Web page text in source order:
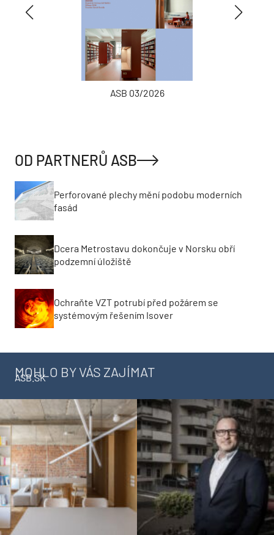
ASB 03/2026
OD PARTNERŮ ASB
Perforované plechy mění podobu moderních
fasád
Dcera Metrostavu dokončuje v Norsku obří
podzemní úložiště
Ochraňte VZT potrubí před požárem se
systémovým řešením Isover
MOHLO BY VÁS ZAJÍMAT
ASB.SK